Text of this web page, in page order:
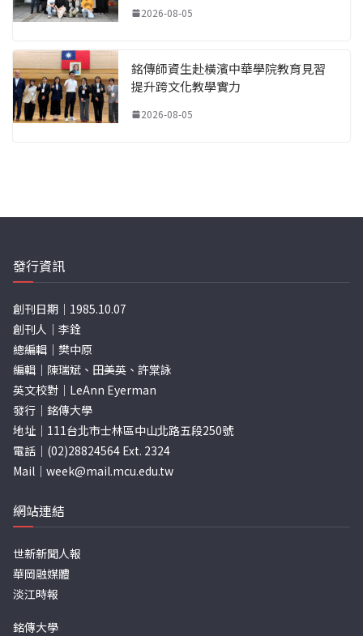
2026-08-05
銘傳師資生赴橫濱中華學院教育見習
提升跨文化教學實力
2026-08-05
發行資訊
創刊日期｜1985.10.07
創刊人｜李銓
總編輯｜樊中原
編輯｜陳瑞斌、田美英、許棠詠
英文校對｜LeAnn Eyerman
發行｜銘傳大學
地址｜111台北市士林區中山北路五段250號
電話｜(02)28824564 Ext. 2324
Mail｜ week@mail.mcu.edu.tw
網站連結
世新新聞人報
華岡融媒體
淡江時報
銘傳大學